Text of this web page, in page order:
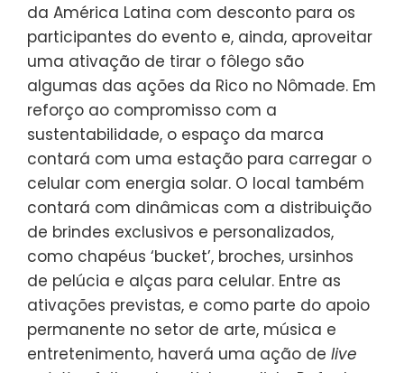
da América Latina com desconto para os
participantes do evento e, ainda, aproveitar
uma ativação de tirar o fôlego são
algumas das ações da Rico no Nômade. Em
reforço ao compromisso com a
sustentabilidade, o espaço da marca
contará com uma estação para carregar o
celular com energia solar. O local também
contará com dinâmicas com a distribuição
de brindes exclusivos e personalizados,
como chapéus ‘bucket’, broches, ursinhos
de pelúcia e alças para celular. Entre as
ativações previstas, e como parte do apoio
permanente no setor de arte, música e
entretenimento, haverá uma ação de live